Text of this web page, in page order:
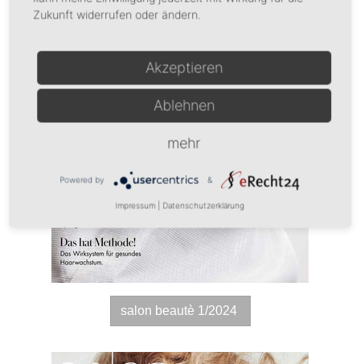
salon beautè 1/2024
Zukunft widerrufen oder ändern.
Akzeptieren
Ablehnen
mehr
Powered by &
Impressum Datenschutzerklärung